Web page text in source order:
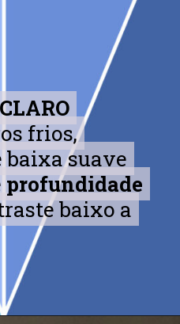
frios,
suave
profundidade
baixo a
frios,
suave
profundidade
baixo a